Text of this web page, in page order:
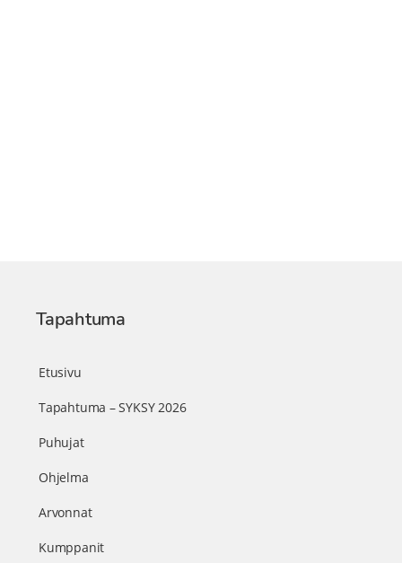
Tapahtuma
Etusivu
Tapahtuma – SYKSY 2026
Puhujat
Ohjelma
Arvonnat
Kumppanit